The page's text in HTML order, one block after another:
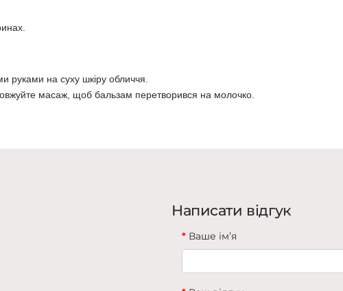
руками на суху шкіру обличчя.
масаж, щоб бальзам перетворився на молочко.
Написати відгук
Ваше ім’я